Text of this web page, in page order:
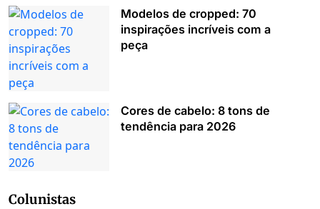
Modelos de cropped: 70
inspirações incríveis com a
peça
Cores de cabelo: 8 tons de
tendência para 2026
Colunistas